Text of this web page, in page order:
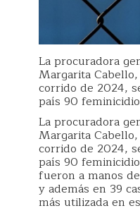
La procuradora
Margarita
corrido de 2024,
país 90
La procuradora
Margarita
corrido de 2024,
país 90
fueron a manos
y además en 39
más utilizada en